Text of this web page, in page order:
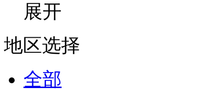
展开
地区选择
全部